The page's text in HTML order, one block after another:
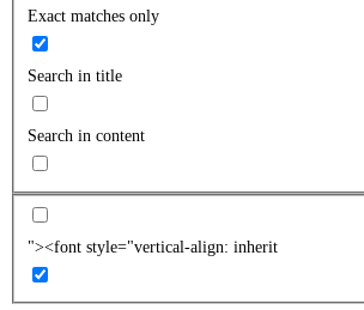
Exact matches only
Search in title
Search in content
"><font style="vertical-align: inherit